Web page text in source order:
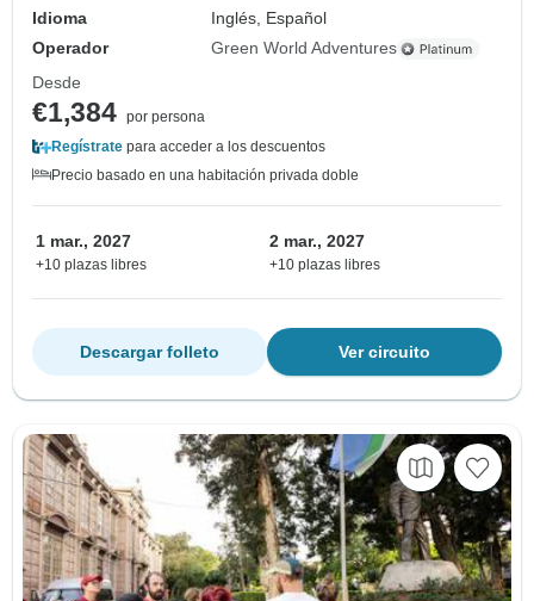
Idioma
Inglés, Español
Operador
Green World Adventures
Desde
€1,384 por persona
Regístrate para acceder a los descuentos
Precio basado en una habitación privada doble
1 mar., 2027
+10 plazas libres
2 mar., 2027
+10 plazas libres
Ver circuito
Descargar folleto